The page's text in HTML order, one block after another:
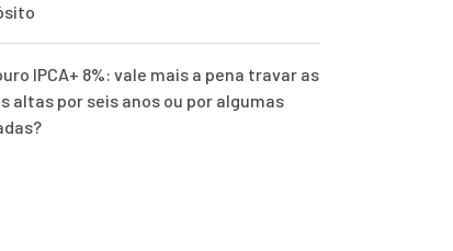
IPCA+ 8%: vale mais a pena travar as
altas por seis anos ou por algumas